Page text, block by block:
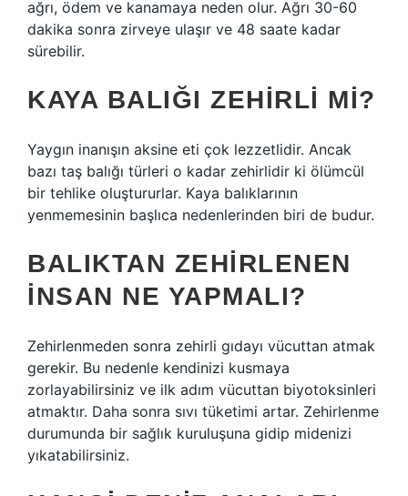
ağrı, ödem ve kanamaya neden olur. Ağrı 30-60
dakika sonra zirveye ulaşır ve 48 saate kadar
sürebilir.
KAYA BALIĞI ZEHIRLI MI?
Yaygın inanışın aksine eti çok lezzetlidir. Ancak
bazı taş balığı türleri o kadar zehirlidir ki ölümcül
bir tehlike oluştururlar. Kaya balıklarının
yenmemesinin başlıca nedenlerinden biri de budur.
BALIKTAN ZEHIRLENEN
INSAN NE YAPMALI?
Zehirlenmeden sonra zehirli gıdayı vücuttan atmak
gerekir. Bu nedenle kendinizi kusmaya
zorlayabilirsiniz ve ilk adım vücuttan biyotoksinleri
atmaktır. Daha sonra sıvı tüketimi artar. Zehirlenme
durumunda bir sağlık kuruluşuna gidip midenizi
yıkatabilirsiniz.